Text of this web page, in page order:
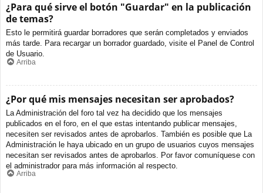
¿Para qué sirve el botón "Guardar" en la publicación
de temas?
Esto le permitirá guardar borradores que serán completados y enviados
más tarde. Para recargar un borrador guardado, visite el Panel de Control
de Usuario.
Arriba
¿Por qué mis mensajes necesitan ser aprobados?
La Administración del foro tal vez ha decidido que los mensajes
publicados en el foro, en el que estas intentando publicar mensajes,
necesiten ser revisados antes de aprobarlos. También es posible que La
Administración le haya ubicado en un grupo de usuarios cuyos mensajes
necesitan ser revisados antes de aprobarlos. Por favor comuníquese con
el administrador para más información al respecto.
Arriba